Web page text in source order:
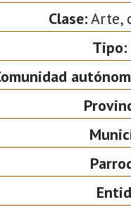
Clase:Arte,
Tipo: